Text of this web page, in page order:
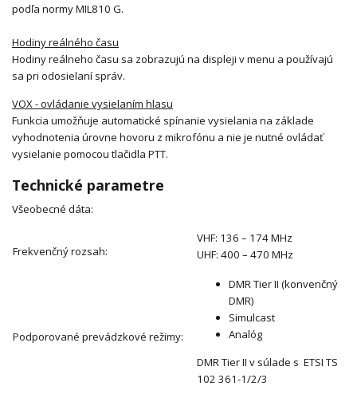
podľa normy MIL810 G.
Hodiny reálného času
Hodiny reálneho času sa zobrazujú na displeji v menu a používajú
sa pri odosielaní správ.
VOX - ovládanie vysielaním hlasu
Funkcia umožňuje automatické spínanie vysielania na základe
vyhodnotenia úrovne hovoru z mikrofónu a nie je nutné ovládať
vysielanie pomocou tlačidla PTT.
Technické parametre
Všeobecné dáta:
Frekvenčný rozsah:
VHF: 136 – 174 MHz
UHF: 400 – 470 MHz
Podporované prevádzkové režimy:
DMR Tier II (konvenčný
DMR)
Simulcast
Analóg
DMR Tier II v súlade s ETSI TS
102 361-1/2/3